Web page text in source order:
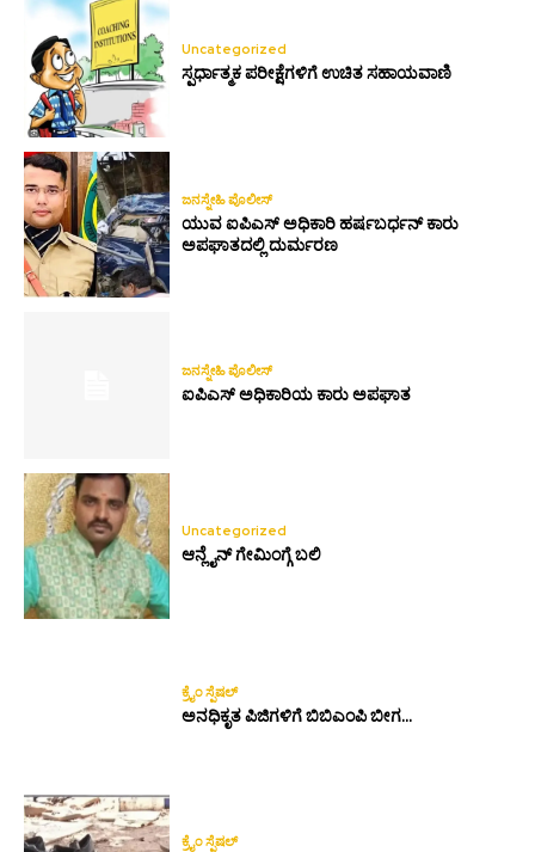
Uncategorized
ಸ್ಪರ್ಧಾತ್ಮಕ ಪರೀಕ್ಷೆಗಳಿಗೆ ಉಚಿತ ಸಹಾಯವಾಣಿ
ಜನಸ್ನೇಹಿ ಪೊಲೀಸ್
ಯುವ ಐಪಿಎಸ್ ಅಧಿಕಾರಿ ಹರ್ಷಬರ್ಧನ್ ಕಾರು
ಅಪಘಾತದಲ್ಲಿ ದುರ್ಮರಣ
ಜನಸ್ನೇಹಿ ಪೊಲೀಸ್
ಐಪಿಎಸ್ ಅಧಿಕಾರಿಯ ಕಾರು ಅಪಘಾತ
Uncategorized
ಆನ್ಲೈನ್ ಗೇಮಿಂಗ್ಗೆ ಬಲಿ
ಕ್ರೈಂ ಸ್ಪೆಷಲ್
ಅನಧಿಕೃತ ಪಿಜಿಗಳಿಗೆ ಬಿಬಿಎಂಪಿ ಬೀಗ…
ಕ್ರೈಂ ಸ್ಪೆಷಲ್